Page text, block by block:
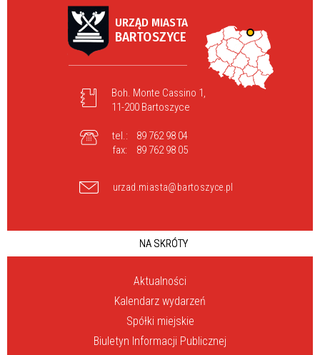
URZĄD MIASTA
BARTOSZYCE
Boh. Monte Cassino 1,
11-200 Bartoszyce
tel.:
89 762 98 04
fax:
89 762 98 05
urzad.miasta@bartoszyce.pl
NA SKRÓTY
Aktualności
Kalendarz wydarzeń
Spółki miejskie
Biuletyn Informacji Publicznej